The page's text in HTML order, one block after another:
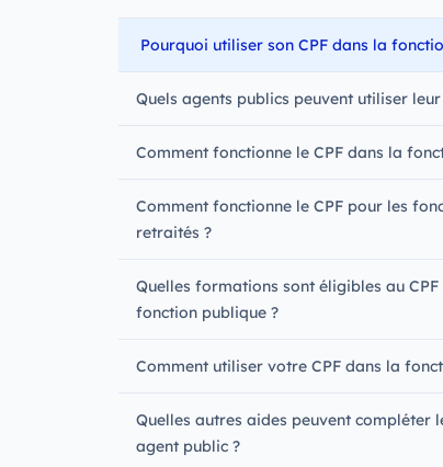
Pourquoi utiliser son CPF dans la
Quels agents publics peuvent utiliser leur
Comment fonctionne le CPF dans la
Comment fonctionne le CPF pour les
retraités ?
Quelles formations sont éligibles au CPF
fonction publique ?
Comment utiliser votre CPF dans la
Quelles autres aides peuvent compléter
agent public ?